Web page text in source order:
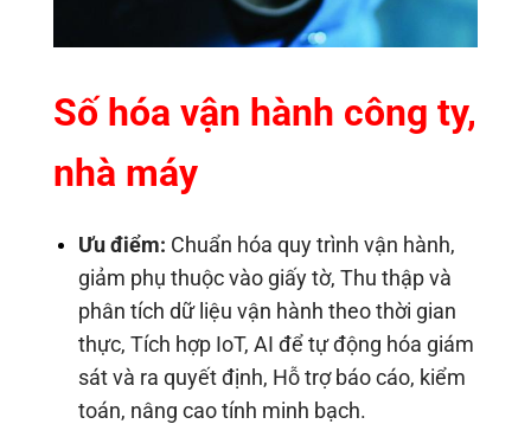
Số hóa vận hành công ty,
nhà máy
Ưu điểm: Chuẩn hóa quy trình vận hành,
giảm phụ thuộc vào giấy tờ, Thu thập và
phân tích dữ liệu vận hành theo thời gian
thực, Tích hợp IoT, AI để tự động hóa giám
sát và ra quyết định, Hỗ trợ báo cáo, kiểm
toán, nâng cao tính minh bạch.